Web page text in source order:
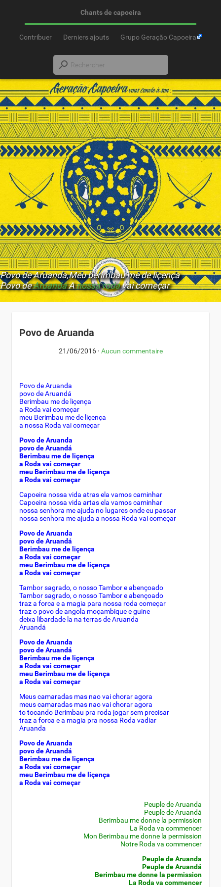
Chants de capoeira
Contribuer Derniers ajouts Grupo Geração Capoeira
Povo de Aruanda,
Povo deAruandá
Meu berimbau me de liçença
Anossa rodavai começar
Povo de Aruanda
21/06/2016⋅ Aucun commentaire
Povo de Aruanda
povo de Aruandá
Berimbau me de liçença
a Roda vai começar
meu Berimbau me de liçença
a nossa Roda vai começar
Povo de Aruanda
povo de Aruandá
Berimbau me de liçença
a Roda vai começar
meu Berimbau me de liçença
a Roda vai começar
Capoeira nossa vida atras ela vamos caminhar
Capoeira nossa vida artas ela vamos caminhar
nossa senhora me ajuda no lugares onde eu passar
nossa senhora me ajuda a nossa Roda vai começar
Povo de Aruanda
povo de Aruandá
Berimbau me de liçença
a Roda vai começar
meu Berimbau me de liçença
a Roda vai começar
Tambor sagrado, o nosso Tambor e abençoado
Tambor sagrado, o nosso Tambor e abençoado
traz a forca e a magia para nossa roda começar
traz o povo de angola moçambique e guine
deixa libardade la na terras de Aruanda
Aruandá
Povo de Aruanda
povo de Aruandá
Berimbau me de liçença
a Roda vai começar
meu Berimbau me de liçença
a Roda vai começar
Meus camaradas mas nao vai chorar agora
meus camaradas mas nao vai chorar agora
to tocando Berimbau pra roda jogar sem precisar
traz a forca e a magia pra nossa Roda vadiar
Aruanda
Povo de Aruanda
povo de Aruandá
Berimbau me de liçença
a Roda vai começar
meu Berimbau me de liçença
a Roda vai começar
Peuple de Aruanda
Peuple de Aruandá
Berimbau me donne la permission
La Roda va commencer
Mon Berimbau me donne la permission
Notre Roda va commencer
Peuple de Aruanda
Peuple de Aruandá
Berimbau me donne la permission
La Roda va commencer